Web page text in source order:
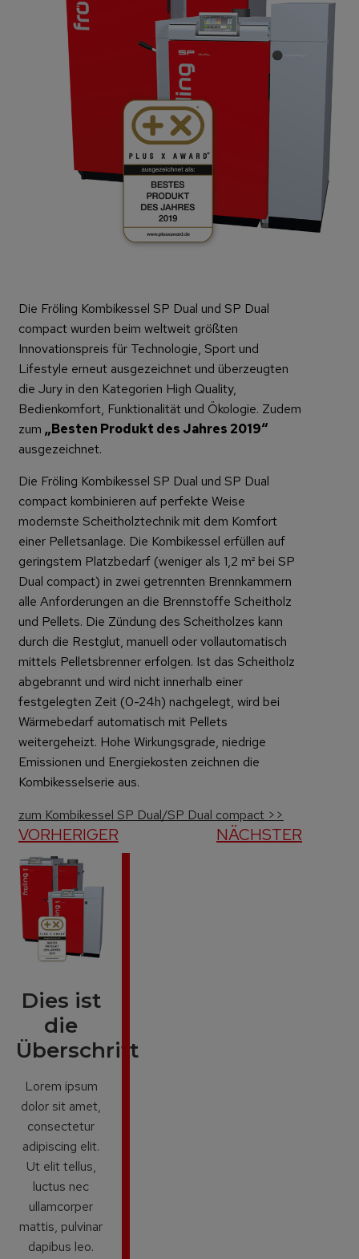
Die Fröling Kombikessel SP Dual und SP Dual
compact wurden beim weltweit größten
Innovationspreis für Technologie, Sport und
Lifestyle erneut ausgezeichnet und überzeugten
die Jury in den Kategorien High Quality,
Bedienkomfort, Funktionalität und Ökologie. Zudem
zum „Besten Produkt des Jahres 2019“
ausgezeichnet.
Die Fröling Kombikessel SP Dual und SP Dual
compact kombinieren auf perfekte Weise
modernste Scheitholztechnik mit dem Komfort
einer Pelletsanlage. Die Kombikessel erfüllen auf
geringstem Platzbedarf (weniger als 1,2 m² bei SP
Dual compact) in zwei getrennten Brennkammern
alle Anforderungen an die Brennstoffe Scheitholz
und Pellets. Die Zündung des Scheitholzes kann
durch die Restglut, manuell oder vollautomatisch
mittels Pelletsbrenner erfolgen. Ist das Scheitholz
abgebrannt und wird nicht innerhalb einer
festgelegten Zeit (0-24h) nachgelegt, wird bei
Wärmebedarf automatisch mit Pellets
weitergeheizt. Hohe Wirkungsgrade, niedrige
Emissionen und Energiekosten zeichnen die
Kombikesselserie aus.
zum Kombikessel SP Dual/SP Dual compact >>
VORHERIGER NÄCHSTER
Dies ist
die
Überschrift
Lorem ipsum
dolor sit amet,
consectetur
adipiscing elit.
Ut elit tellus,
luctus nec
ullamcorper
mattis, pulvinar
dapibus leo.